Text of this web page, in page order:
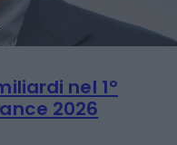
nel 1°
2026